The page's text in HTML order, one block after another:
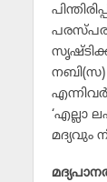
നബി(സ)
‘എല്ലാ
മദ്യവും